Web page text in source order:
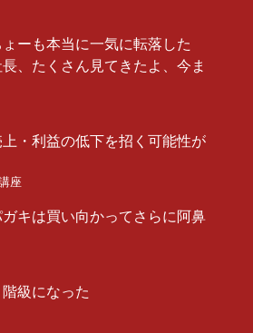
ーも本当に一気に転落した
、たくさん見てきたよ、今ま
・利益の低下を招く可能性が
座
キは買い向かってさらに阿鼻
級になった